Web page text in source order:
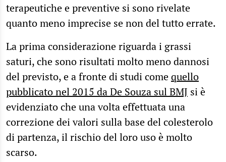
terapeutiche e preventive si sono rivelate
quanto meno imprecise se non del tutto errate.
La prima considerazione riguarda i grassi
saturi, che sono risultati molto meno dannosi
del previsto, e a fronte di studi comequello
pubblicato nel 2015 da De Souza sul BMJ si è
evidenziato che una volta effettuata una
correzione dei valori sulla base del colesterolo
di partenza, il rischio del loro uso è molto
scarso.